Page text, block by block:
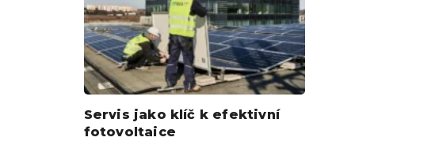
Servis jako klíč k efektivní
fotovoltaice